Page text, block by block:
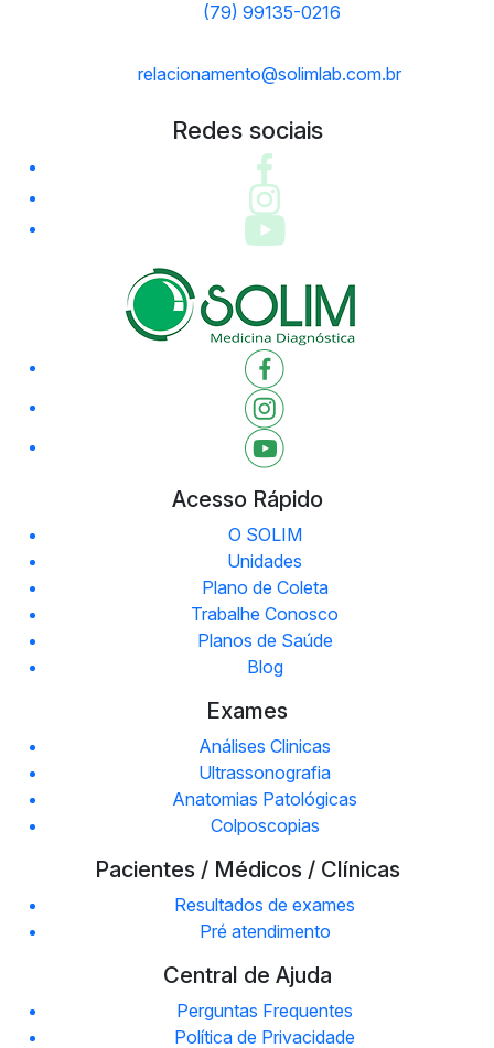
(79) 99135-0216
relacionamento@solimlab.com.br
Redes sociais
Acesso Rápido
O SOLIM
Unidades
Plano de Coleta
Trabalhe Conosco
Planos de Saúde
Blog
Exames
Análises Clinicas
Ultrassonografia
Anatomias Patológicas
Colposcopias
Pacientes / Médicos / Clínicas
Resultados de exames
Pré atendimento
Central de Ajuda
Perguntas Frequentes
Política de Privacidade